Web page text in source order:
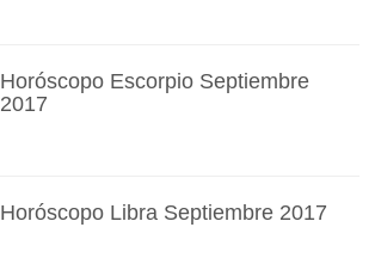
Horóscopo Escorpio Septiembre
2017
Horóscopo Libra Septiembre 2017